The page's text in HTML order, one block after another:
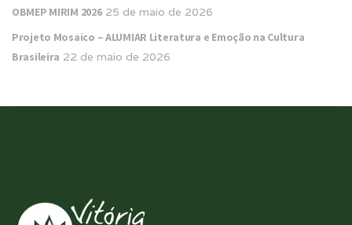
OBMEP MIRIM 2026 25 de maio de 2026
Projeto Mosaico – ALUMIAR Literatura e Emoção na Cultura
Brasileira 22 de maio de 2026